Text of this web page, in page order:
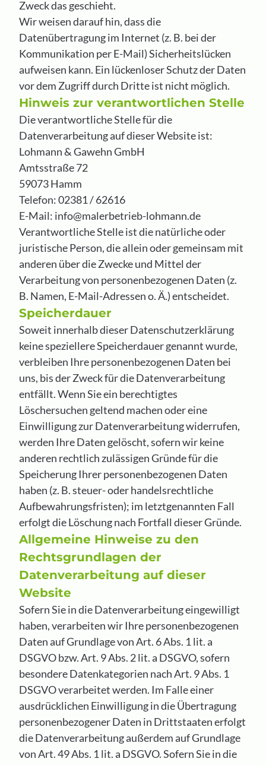
Zweck das geschieht.
Wir weisen darauf hin, dass die
Datenübertragung im Internet (z. B. bei der
Kommunikation per E-Mail) Sicherheitslücken
aufweisen kann. Ein lückenloser Schutz der Daten
vor dem Zugriff durch Dritte ist nicht möglich.
Hinweis zur verantwortlichen Stelle
Die verantwortliche Stelle für die
Datenverarbeitung auf dieser Website ist:
Lohmann & Gawehn GmbH
Amtsstraße 72
59073 Hamm
Telefon: 02381 / 62616
E-Mail: info@malerbetrieb-lohmann.de
Verantwortliche Stelle ist die natürliche oder
juristische Person, die allein oder gemeinsam mit
anderen über die Zwecke und Mittel der
Verarbeitung von personenbezogenen Daten (z.
B. Namen, E-Mail-Adressen o. Ä.) entscheidet.
Speicherdauer
Soweit innerhalb dieser Datenschutzerklärung
keine speziellere Speicherdauer genannt wurde,
verbleiben Ihre personenbezogenen Daten bei
uns, bis der Zweck für die Datenverarbeitung
entfällt. Wenn Sie ein berechtigtes
Löschersuchen geltend machen oder eine
Einwilligung zur Datenverarbeitung widerrufen,
werden Ihre Daten gelöscht, sofern wir keine
anderen rechtlich zulässigen Gründe für die
Speicherung Ihrer personenbezogenen Daten
haben (z. B. steuer- oder handelsrechtliche
Aufbewahrungsfristen); im letztgenannten Fall
erfolgt die Löschung nach Fortfall dieser Gründe.
Allgemeine Hinweise zu den
Rechtsgrundlagen der
Datenverarbeitung auf dieser
Website
Sofern Sie in die Datenverarbeitung eingewilligt
haben, verarbeiten wir Ihre personenbezogenen
Daten auf Grundlage von Art. 6 Abs. 1 lit. a
DSGVO bzw. Art. 9 Abs. 2 lit. a DSGVO, sofern
besondere Datenkategorien nach Art. 9 Abs. 1
DSGVO verarbeitet werden. Im Falle einer
ausdrücklichen Einwilligung in die Übertragung
personenbezogener Daten in Drittstaaten erfolgt
die Datenverarbeitung außerdem auf Grundlage
von Art. 49 Abs. 1 lit. a DSGVO. Sofern Sie in die